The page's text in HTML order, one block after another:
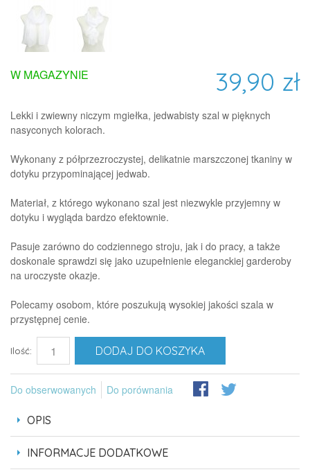
39,90 zł
W MAGAZYNIE
Lekki i zwiewny niczym mgiełka, jedwabisty szal w pięknych
nasyconych kolorach.
Wykonany z półprzezroczystej, delikatnie marszczonej tkaniny w
dotyku przypominającej jedwab.
Materiał, z którego wykonano szal jest niezwykle przyjemny w
dotyku i wygląda bardzo efektownie.
Pasuje zarówno do codziennego stroju, jak i do pracy, a także
doskonale sprawdzi się jako uzupełnienie eleganckiej garderoby
na uroczyste okazje.
Polecamy osobom, które poszukują wysokiej jakości szala w
przystępnej cenie.
Ilość: DODAJ DO KOSZYKA
Do obserwowanych Do porównania
OPIS
INFORMACJE DODATKOWE